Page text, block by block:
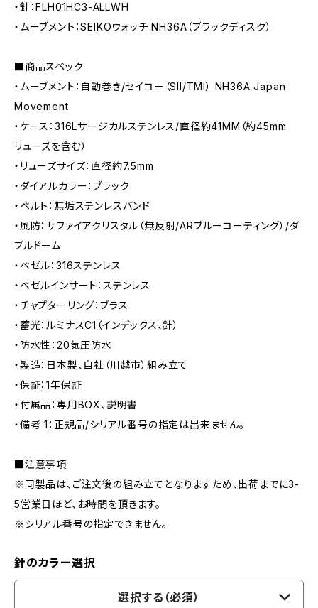
・針：FLH01HC3-ALLWH
・ムーブメント：SEIKOウォッチ NH36A（ブラックディスク）
■商品スペック
・ムーブメント：自動巻き/セイコー（SII/TMI） NH36A Japan
Movement
・ケース：316Lサージカルステンレス/直径約41MM（約45mm
リューズを含む）
・リューズサイズ：直径約7.5mm
・ダイアルカラー：ブラック
・ベルト：無垢ステンレスバンド
・風防：サファイアクリスタル（無反射/ARブルーコーティング）/ダ
ブルドーム
・ベゼル：316ステンレス
・ベゼルインサート：ステンレス
・チャプターリング：ブラス
・蓄光：ルミナスC1（インデックス、針）
・防水性：20気圧防水
・製造：日本製、自社（川越市）組み立て
・保証：1年保証
・付属品：専用BOX、説明書
・備考 1：正規品/シリアル番号の指定は出来ません。
■注意事項
※同製品は、ご注文後の組み立てとなりますため、出荷までに3-
5営業日ほど、お時間を頂きます。
※シリアル番号の指定できません。
針のカラー選択
選択する（必須）